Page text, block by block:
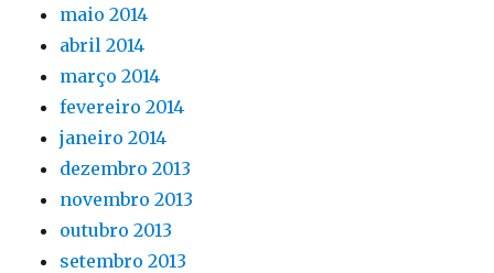
maio 2014
abril 2014
março 2014
fevereiro 2014
janeiro 2014
dezembro 2013
novembro 2013
outubro 2013
setembro 2013